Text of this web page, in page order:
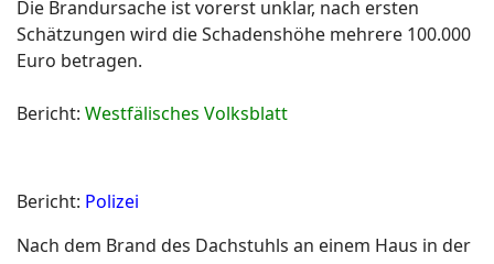
Die Brandursache ist vorerst unklar, nach ersten
Schätzungen wird die Schadenshöhe mehrere 100.000
Euro betragen.
Bericht: Westfälisches Volksblatt
Bericht: Polizei
Nach dem Brand des Dachstuhls an einem Haus in der